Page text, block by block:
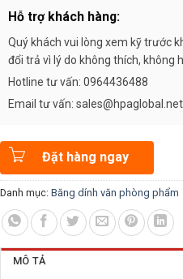
Hỗ trợ khách hàng:
Quý khách vui lòng xem kỹ trước
đổi trả vì lý do không thích, không
Hotline tư vấn: 0964436488
Email tư vấn: sales@hpaglobal.net
Đặt hàng ngay
Danh mục: Băng dính văn phòng phẩm
MÔ TẢ